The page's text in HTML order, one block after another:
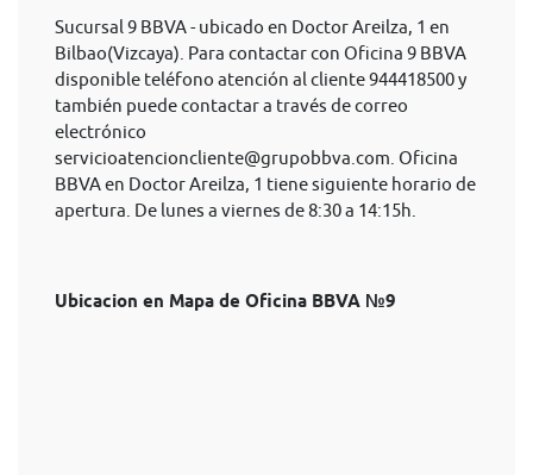
Sucursal 9 BBVA - ubicado en Doctor Areilza, 1 en
Bilbao(Vizcaya). Para contactar con Oficina 9 BBVA
disponible teléfono atención al cliente 944418500 y
también puede contactar a través de correo
electrónico
servicioatencioncliente@grupobbva.com . Oficina
BBVA en Doctor Areilza, 1 tiene siguiente horario de
apertura. De lunes a viernes de 8:30 a 14:15h.
Ubicacion en Mapa de Oficina BBVA №9